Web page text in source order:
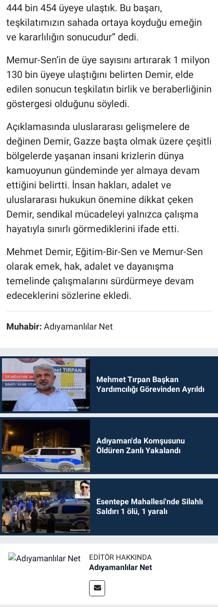
444 bin 454 üyeye ulaştık. Bu başarı,
teşkilatımızın sahada ortaya koyduğu emeğin
ve kararlılığın sonucudur” dedi.
Memur-Sen’in de üye sayısını artırarak 1 milyon
130 bin üyeye ulaştığını belirten Demir, elde
edilen sonucun teşkilatın birlik ve beraberliğinin
göstergesi olduğunu söyledi.
Açıklamasında uluslararası gelişmelere de
değinen Demir, Gazze başta olmak üzere çeşitli
bölgelerde yaşanan insani krizlerin dünya
kamuoyunun gündeminde yer almaya devam
ettiğini belirtti. İnsan hakları, adalet ve
uluslararası hukukun önemine dikkat çeken
Demir, sendikal mücadeleyi yalnızca çalışma
hayatıyla sınırlı görmediklerini ifade etti.
Mehmet Demir, Eğitim-Bir-Sen ve Memur-Sen
olarak emek, hak, adalet ve dayanışma
temelinde çalışmalarını sürdürmeye devam
edeceklerini sözlerine ekledi.
Muhabir: Adıyamanlılar Net
Mehmet Tırpan Başkan
Yardımcılığı Görevinden Ayrıldı
Adıyaman'da Komşusunu
Öldüren Zanlı Yakalandı
Esentepe Mahallesi'nde Silahlı
Saldırı 1 ölü, 1 yaralı
EDITÖR HAKKINDA
Adıyamanlılar Net